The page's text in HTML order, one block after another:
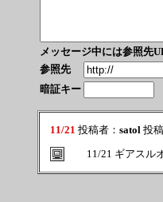
メッセージ中には参照先
参照先
暗証キー
11/21 投稿者： satol 投
11/21 ギアスル